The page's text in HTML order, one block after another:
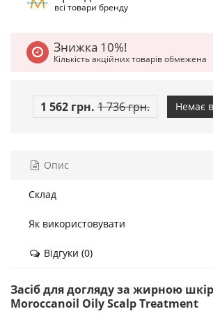
всі товари бренду
Знижка 10%!
Кількість акційних товарів обмежена
1 562 грн. 1 736 грн. Немає
Опис
Склад
Як використовувати
Відгуки (0)
Засіб для догляду за жирною
Moroccanoil Oily Scalp Treatment